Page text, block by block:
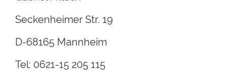
Seckenheimer Str. 19
D-68165 Mannheim
Tel: 0621-15 205 115